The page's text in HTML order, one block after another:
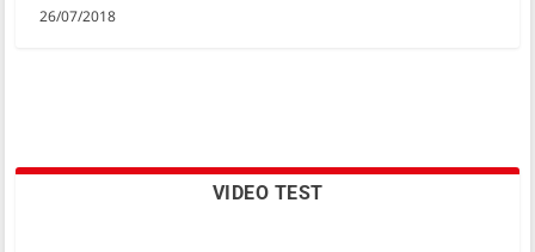
26/07/2018
VIDEO TEST